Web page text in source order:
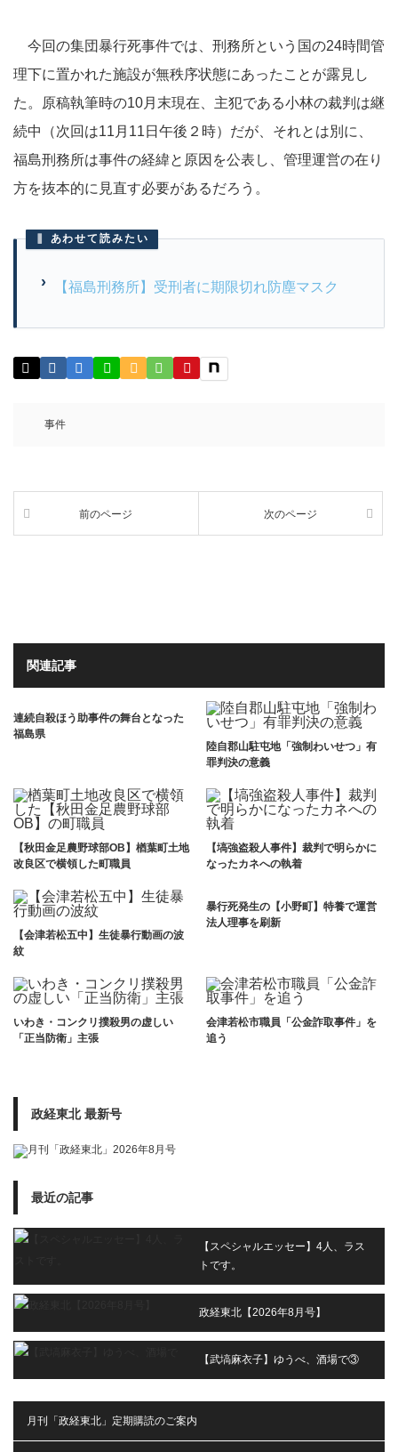
今回の集団暴行死事件では、刑務所という国の24時間管
理下に置かれた施設が無秩序状態にあったことが露見し
た。原稿執筆時の10月末現在、主犯である小林の裁判は継
続中（次回は11月11日午後２時）だが、それとは別に、
福島刑務所は事件の経緯と原因を公表し、管理運営の在り
方を抜本的に見直す必要があるだろう。
あわせて読みたい
【福島刑務所】受刑者に期限切れ防塵マスク
事件
前のページ 次のページ
関連記事
連続自殺ほう助事件の舞台となった
福島県
陸自郡山駐屯地「強制わいせつ」有
罪判決の意義
【秋田金足農野球部OB】楢葉町土地
改良区で横領した町職員
【塙強盗殺人事件】裁判で明らかに
なったカネへの執着
【会津若松五中】生徒暴行動画の波
紋
暴行死発生の【小野町】特養で運営
法人理事を刷新
いわき・コンクリ撲殺男の虚しい
「正当防衛」主張
会津若松市職員「公金詐取事件」を
追う
政経東北 最新号
最近の記事
【スペシャルエッセー】4人、ラス
トです。
政経東北【2026年8月号】
【武塙麻衣子】ゆうべ、酒場で③
月刊「政経東北」定期購読のご案内